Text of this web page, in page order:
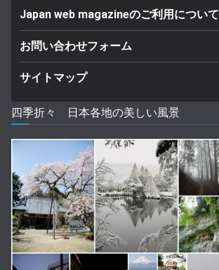
Japan web magazineのご利用について
お問い合わせフォーム
サイトマップ
四季折々 日本各地の美しい風景